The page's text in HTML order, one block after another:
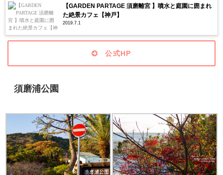
【GARDEN PARTAGE 須磨離宮 】噴水と庭園に囲まれ
た絶景カフェ【神戸】
2019.7.1
公式HP
須磨浦公園